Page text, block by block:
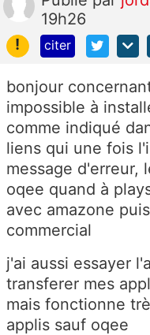
19h26
!
citer
bonjour
impossible à
comme indiqué
liens qui une fois
message d'erreur,
oqee quand à
avec amazone
commercial
j'ai aussi essayer
transferer mes
mais fonctionne
applis sauf oqee